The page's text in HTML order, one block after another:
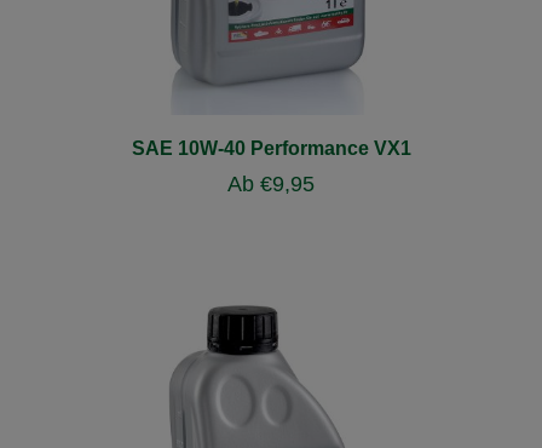
SAE 10W-40 Performance VX1
Ab €9,95